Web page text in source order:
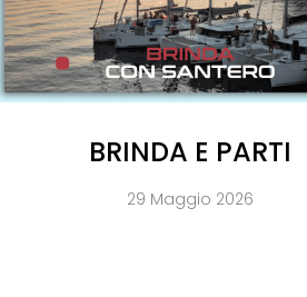
BRINDA E PARTI
29 Maggio 2026